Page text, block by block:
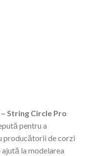
String Circle Pro
pentru a
producătorii de corzi
la modelarea